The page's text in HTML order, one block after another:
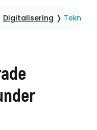
Digitalisering